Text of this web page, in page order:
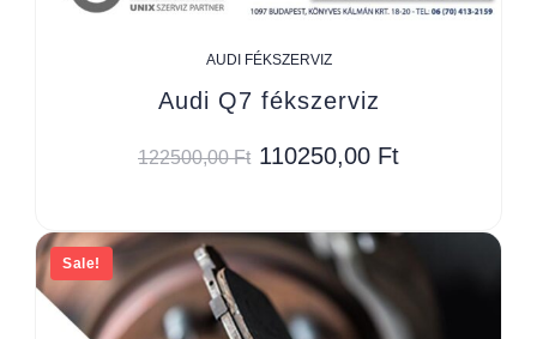
AUDI FÉKSZERVIZ
Audi Q7 fékszerviz
122500,00Ft 110250,00 Ft
Sale!